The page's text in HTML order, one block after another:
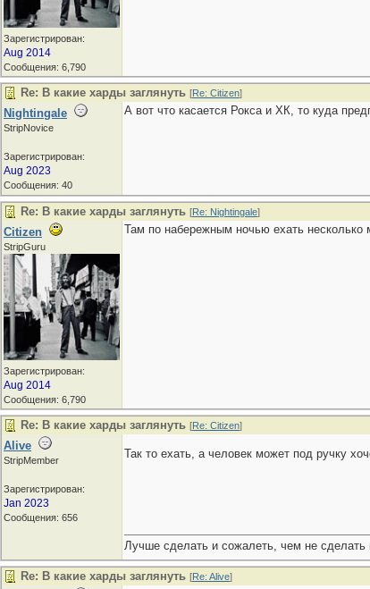
Зарегистрирован:
Aug 2014
Сообщения: 6,790
Re: В какие харды заглянуть [Re: Citizen]
Nightingale
StripNovice
Зарегистрирован:
Aug 2023
Сообщения: 40
А вот что касается Рокса и ХК, то куда
Re: В какие харды заглянуть [Re: Nightingale]
Citizen
StripGuru
Зарегистрирован:
Aug 2014
Сообщения: 6,790
Там по набережным ночью ехать
Re: В какие харды заглянуть [Re: Citizen]
Alive
StripMember
Зарегистрирован:
Jan 2023
Сообщения: 656
Так то ехать, а человек может под ручку
Лучше сделать и сожалеть, чем не сделать
Re: В какие харды заглянуть [Re: Alive]